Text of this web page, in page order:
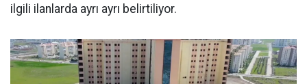
ilgili ilanlarda ayrı ayrı belirtiliyor.